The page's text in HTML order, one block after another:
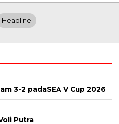
Headline
3-2 padaSEA V Cup 2026
Putra